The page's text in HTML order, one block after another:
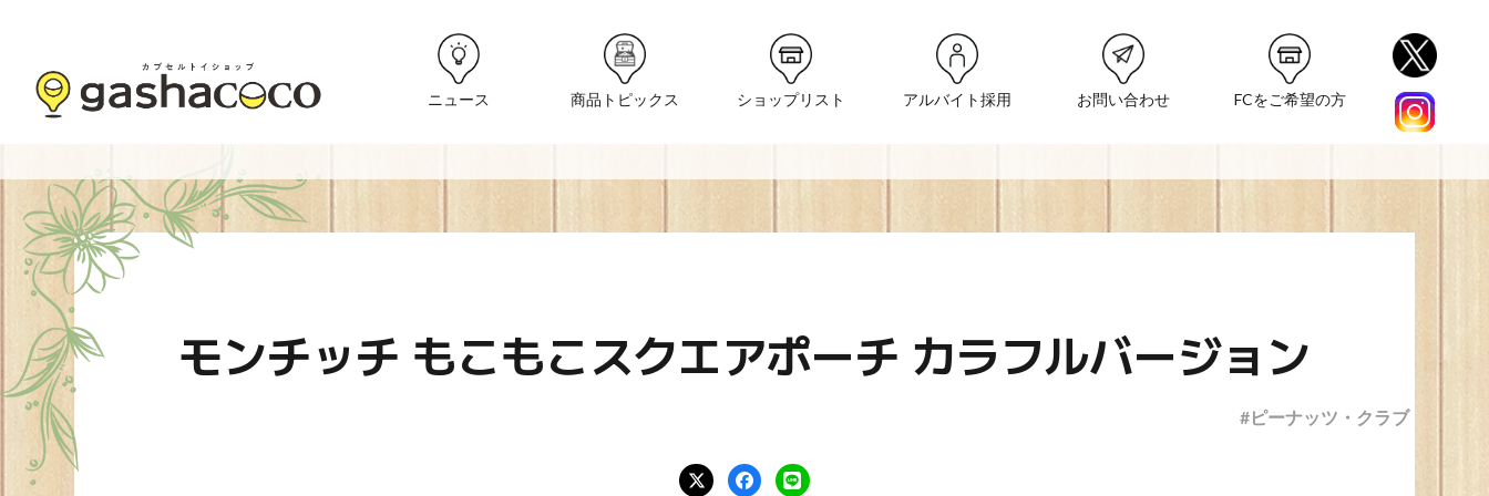
ニュース 商品トピックス ショップリスト アルバイト採用 お問い合わせ FCをご希望の方
モンチッチ もこもこスクエアポーチ カラフルバージョン
#ピーナッツ・クラブ